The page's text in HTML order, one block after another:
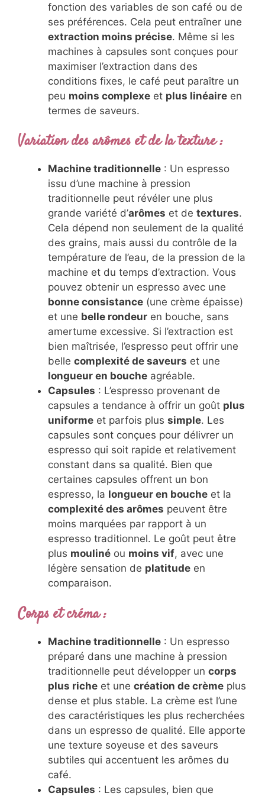
fonction des variables de son café ou de
ses préférences. Cela peut entraîner une
extraction moins précise. Même si les
machines à capsules sont conçues pour
maximiser l’extraction dans des
conditions fixes, le café peut paraître un
peu moins complexe et plus linéaire en
termes de saveurs.
Variation des arômes et de la texture:
Machine traditionnelle : Un espresso
issu d’une machine à pression
traditionnelle peut révéler une plus
grande variété d’arômes et de textures.
Cela dépend non seulement de la qualité
des grains, mais aussi du contrôle de la
température de l’eau, de la pression de la
machine et du temps d’extraction. Vous
pouvez obtenir un espresso avec une
bonne consistance (une crème épaisse)
et une belle rondeur en bouche, sans
amertume excessive. Si l’extraction est
bien maîtrisée, l’espresso peut offrir une
belle complexité de saveurs et une
longueur en bouche agréable.
Capsules : L’espresso provenant de
capsules a tendance à offrir un goût plus
uniforme et parfois plus simple. Les
capsules sont conçues pour délivrer un
espresso qui soit rapide et relativement
constant dans sa qualité. Bien que
certaines capsules offrent un bon
espresso, la longueur en bouche et la
complexité des arômes peuvent être
moins marquées par rapport à un
espresso traditionnel. Le goût peut être
plus mouliné ou moins vif, avec une
légère sensation de platitude en
comparaison.
Corps et créma:
Machine traditionnelle : Un espresso
préparé dans une machine à pression
traditionnelle peut développer un corps
plus riche et une création de crème plus
dense et plus stable. La crème est l’une
des caractéristiques les plus recherchées
dans un espresso de qualité. Elle apporte
une texture soyeuse et des saveurs
subtiles qui accentuent les arômes du
café.
Capsules : Les capsules, bien que